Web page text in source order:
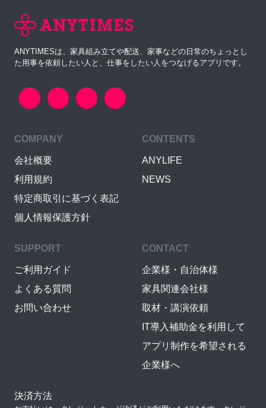
ANYTIMESは、家具組み立てや配送、家事などの日常のちょっとし
た用事を依頼したい人と、仕事をしたい人をつなげるアプリです。
COMPANY
会社概要
利用規約
特定商取引に基づく表記
個人情報保護方針
CONTENTS
ANYLIFE
NEWS
SUPPORT
ご利用ガイド
よくある質問
お問い合わせ
CONTACT
企業様・自治体様
家具関連会社様
取材・講演依頼
IT導入補助金を利用して
アプリ制作を希望される
企業様へ
決済方法